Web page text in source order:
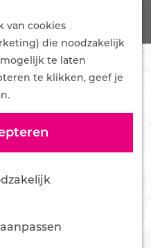
van cookies
die noodzakelijk
te laten
te klikken, geef je
influencers
Info Ede